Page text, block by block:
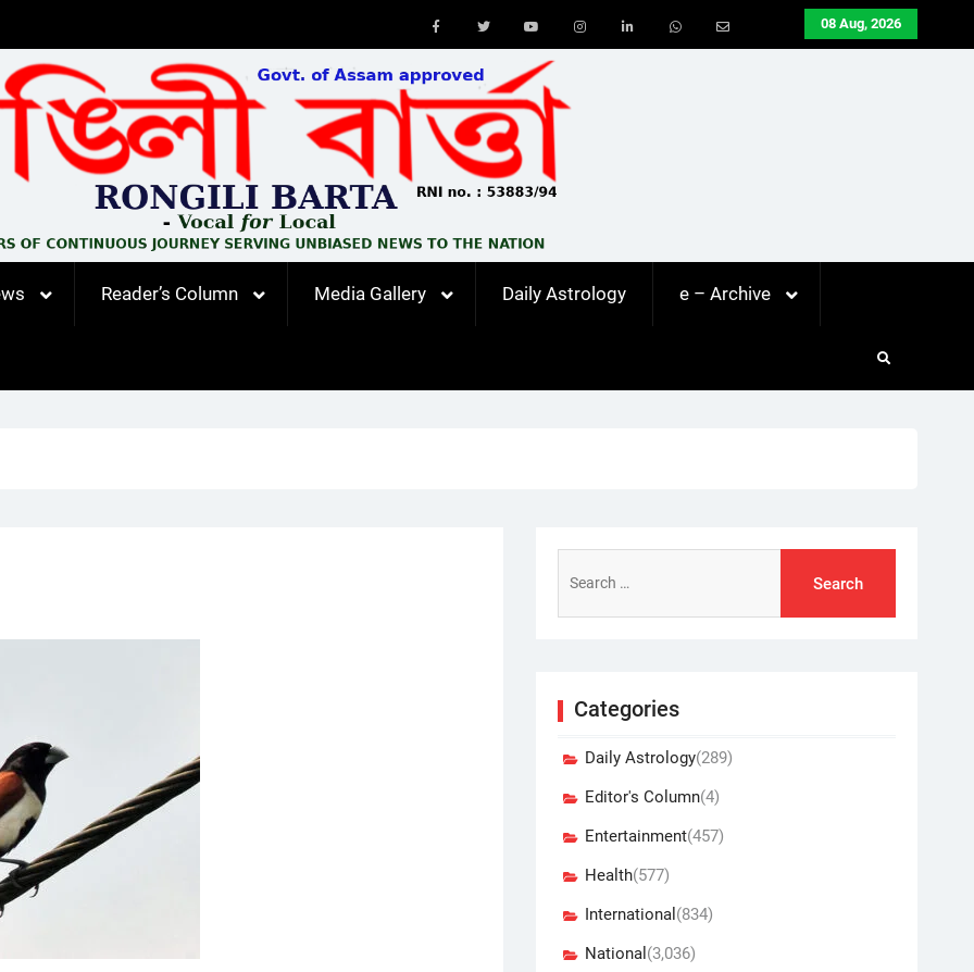
08 Aug, 2026
Youtube
Reader’s Column Media Gallery Daily Astrology e – Archive
for:
Categories
Daily Astrology(289)
Editor's Column(4)
Entertainment(457)
Health(577)
International (834)
National (3,036)